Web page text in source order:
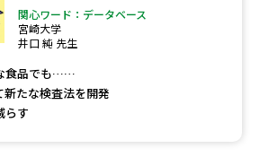
関心ワード：データベース
宮崎大学
井口 純 先生
食品でも……
たな検査法を開発
らす